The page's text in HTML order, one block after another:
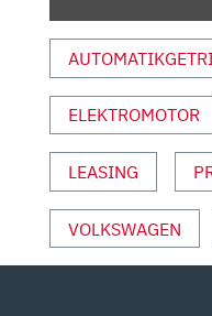
#125
AUTO
MOTOR
SPORT“
VON
YOUTUBE
ANZEIGEN
ELEKTROMOTOR
LEASING
VOLKSWAGEN